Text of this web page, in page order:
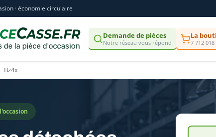
· économie circulaire
Demande de pièces
Notre réseau vous répond
La
7 712
Bz4x